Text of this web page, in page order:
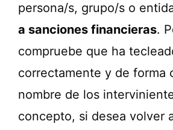
persona/s, grupo/s o
a sanciones financieras.
compruebe que ha
correctamente y de forma
nombre de los
concepto, si desea volver